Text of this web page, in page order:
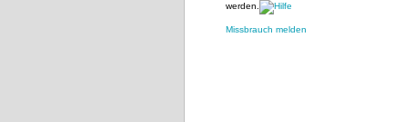
werden.
Missbrauch melden